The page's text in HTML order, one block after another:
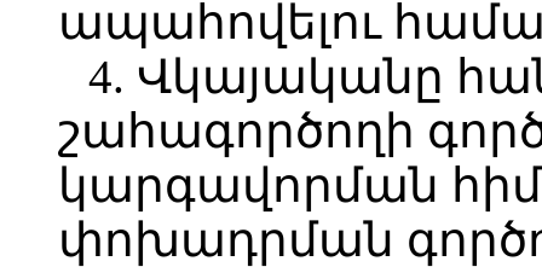
ապահովելու
4. Վկայականը
շահագործողի
կարգավորման
փոխադրման